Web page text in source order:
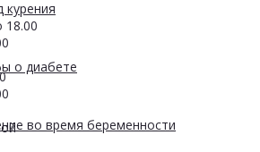
курения
о диабете
во время беременности
18.00